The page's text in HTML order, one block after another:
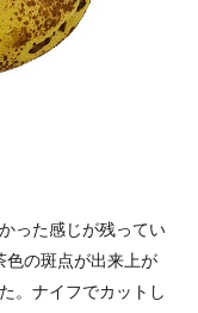
った感じが残ってい
色の斑点が出来上が
。ナイフでカットし